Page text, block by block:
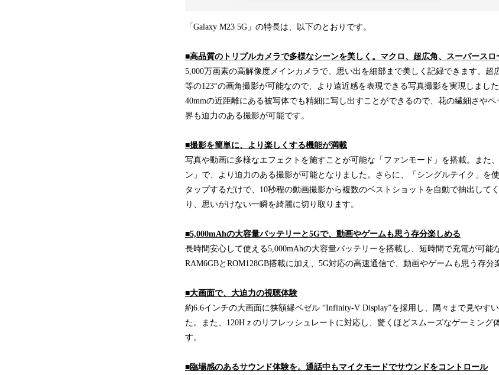
「Galaxy M23 5G」の特長は、以下のとおりです。
■高品質のトリプルカメラで多様なシーンを美しく。マクロ、超広角、スーパースロ
5,000万画素の高解像度メインカメラで、思い出を細部まで美しく記録できます。超
等の123°の画角撮影が可能なので、より遠近感を表現できる写真撮影を実現しまし
40mmの近距離にある被写体でも精細に写し出すことができるので、花の繊細さや
界も迫力のある撮影が可能です。
■撮影を簡単に、より楽しくする機能が満載
写真や動画に多様なエフェクトを施すことが可能な「ファンモード」を搭載。また
ン」で、より迫力のある撮影が可能となりました。さらに、「シングルテイク」を
タップするだけで、10秒程の動画撮影から複数のベストショットを自動で抽出して
り、思いがけない一瞬を綺麗に切り取ります。
■5,000mAhの大容量バッテリーと5Gで、動画やゲームも思う存分楽しめる
長時間安心して使える5,000mAhの大容量バッテリーを搭載し、短時間で充電が可能
RAM6GBとROM128GB搭載に加え、5G対応の高速通信で、動画やゲームも思う存分
■大画面で、大迫力の視聴体験
約6.6インチの大画面に狭額縁ベゼル “Infinity-V Display”を採用し、隅々まで見やす
た。また、120Hｚのリフレッシュレートに対応し、驚くほどスムーズなゲーミング
す。
■臨場感のあるサウンド体験を。通話中もマイクモードでサウンドをコントロール